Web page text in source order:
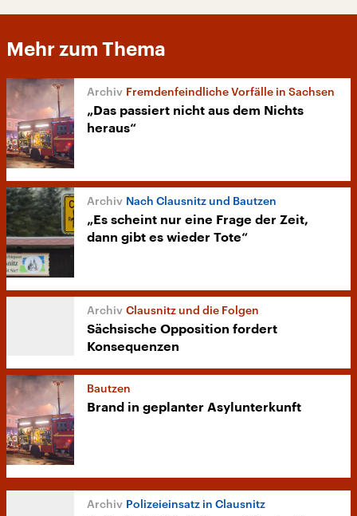
Mehr zum Thema
Fremdenfeindliche Vorfälle in Sachsen
„Das passiert nicht aus dem Nichts
heraus“
Nach Clausnitz und Bautzen
„Es scheint nur eine Frage der Zeit,
dann gibt es wieder Tote“
Clausnitz und die Folgen
Sächsische Opposition fordert
Konsequenzen
Bautzen
Brand in geplanter Asylunterkunft
Polizeieinsatz in Clausnitz